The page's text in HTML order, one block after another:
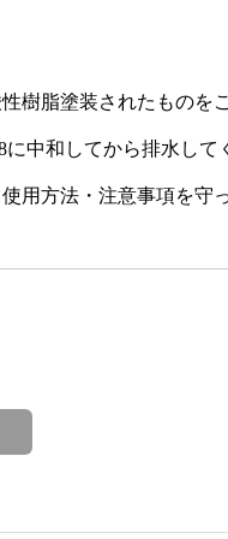
樹脂塗装されたものを
中和してから排水して
用方法・注意事項を守